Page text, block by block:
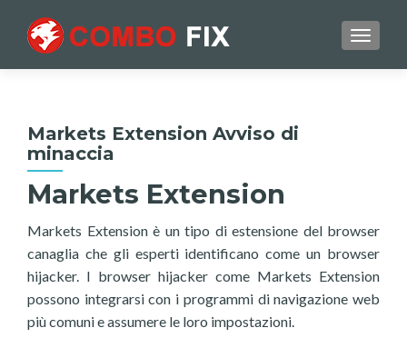
Markets Extension Avviso di
minaccia
Markets Extension
Markets Extension è un tipo di estensione del browser
canaglia che gli esperti identificano come un browser
hijacker. I browser hijacker come Markets Extension
possono integrarsi con i programmi di navigazione web
più comuni e assumere le loro impostazioni.